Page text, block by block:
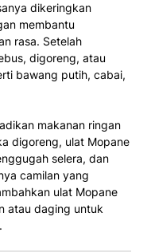
dikeringkan
membantu
rasa. Setelah
digoreng, atau
bawang putih, cabai,
makanan ringan
digoreng, ulat Mopane
selera, dan
camilan yang
ulat Mopane
atau daging untuk